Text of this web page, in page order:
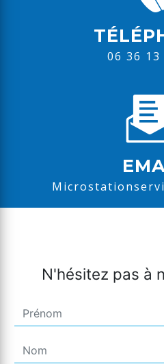
06 36
N'hésitez pas à